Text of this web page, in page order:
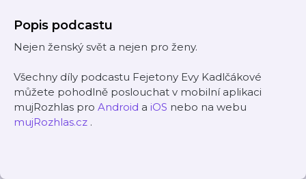
Popis podcastu
Nejen ženský svět a nejen pro ženy.
Všechny díly podcastu Fejetony Evy Kadlčákové
můžete pohodlně poslouchat v mobilní aplikaci
mujRozhlas pro Android a iOS nebo na webu
mujRozhlas.cz .